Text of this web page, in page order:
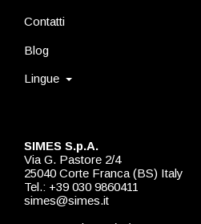
SIMES S.p.A.
Via G. Pastore 2/4
25040 Corte Franca (BS) Italy
Tel.: +39 030 9860411
simes@simes.it
Contatti
Blog
Lingue